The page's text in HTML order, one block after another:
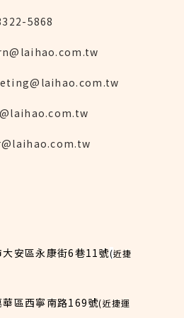
5868
安區永康街6巷11號(近捷
區西寧南路169號(近捷運